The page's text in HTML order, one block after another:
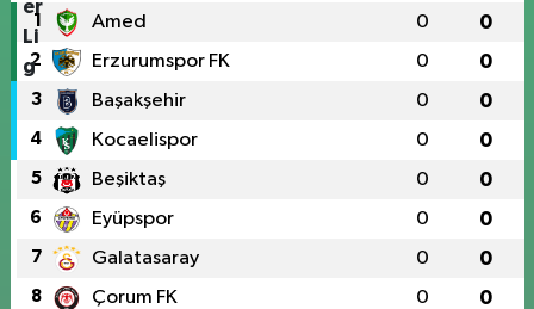
1 Amed 0 0
2 Erzurumspor FK 0 0
3 Başakşehir 0 0
4 Kocaelispor 0 0
5 Beşiktaş 0 0
6 Eyüpspor 0 0
7 Galatasaray 0 0
8 Çorum FK 0 0